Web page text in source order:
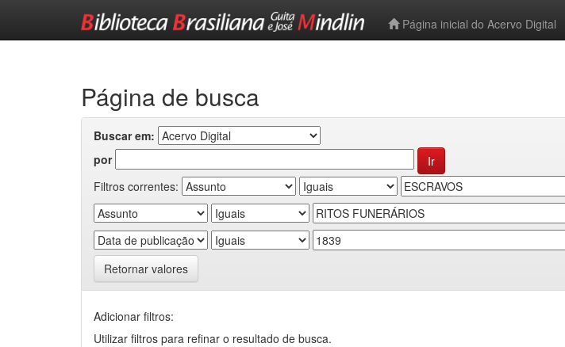
Página inicial do Acervo Digital
Página de busca
Buscar em:
por
Filtros correntes:
Retornar valores
Adicionar filtros:
Utilizar filtros para refinar o resultado de busca.